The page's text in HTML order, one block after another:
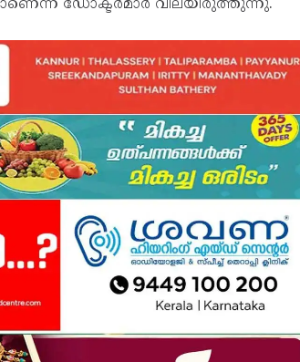
ഡോക്ടര്‍മാര്‍ വിലയിരുത്തുന്നു.